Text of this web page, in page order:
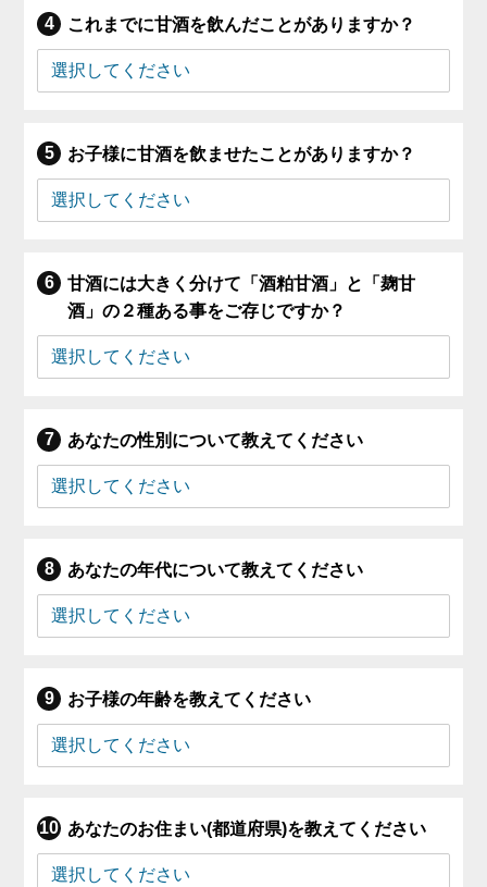
これまでに甘酒を飲んだことがありますか？
お子様に甘酒を飲ませたことがありますか？
甘酒には大きく分けて「酒粕甘酒」と「麹甘
酒」の２種ある事をご存じですか？
あなたの性別について教えてください
あなたの年代について教えてください
お子様の年齢を教えてください
あなたのお住まい(都道府県)を教えてください